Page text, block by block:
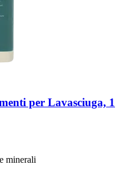
per Lavasciuga, 1
minerali